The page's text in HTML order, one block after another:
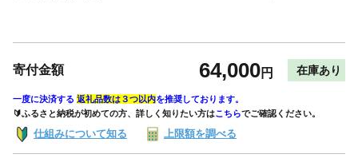
寄付金額 64,000円 在庫あり
一度に決済する 返礼品数は３つ以内を推奨しております。
🔰ふるさと納税が初めての方、詳しく知りたい方はこちらでご確認ください。
仕組みについて知る 上限額を調べる